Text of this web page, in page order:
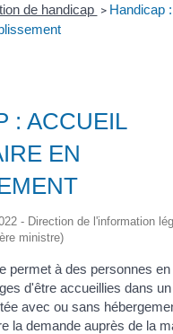
de handicap > Handicap
: ACCUEIL
EN
- Direction de l'information
ministre)
permet à des personnes
d'être accueillies dans
avec ou sans
la demande auprès de la